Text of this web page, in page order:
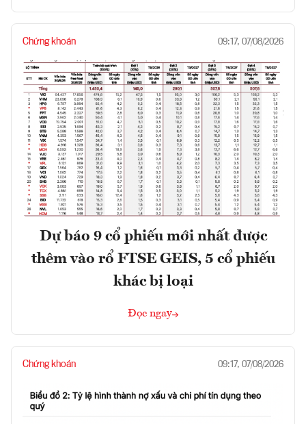
Chứng khoán 09:17, 07/08/2026
Dự báo 9 cổ phiếu mới nhất được
thêm vào rổ FTSE GEIS, 5 cổ phiếu
khác bị loại
Đọc ngay
Chứng khoán 09:17, 07/08/2026